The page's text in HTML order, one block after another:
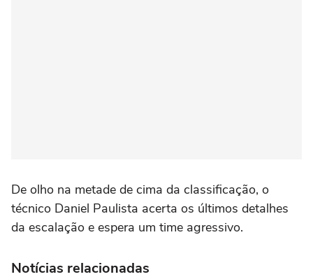
De olho na metade de cima da classificação, o
técnico Daniel Paulista acerta os últimos detalhes
da escalação e espera um time agressivo.
Notícias relacionadas